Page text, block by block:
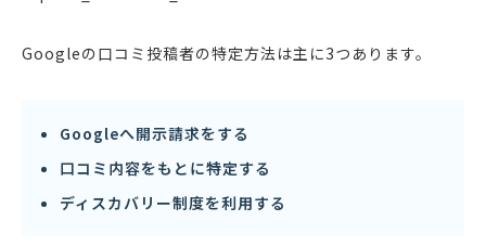
Googleの口コミ投稿者の特定方法は主に3つあります。
Googleへ開示請求をする
口コミ内容をもとに特定する
ディスカバリー制度を利用する